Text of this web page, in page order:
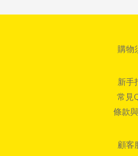
購物
新手
常見
條款
顧客